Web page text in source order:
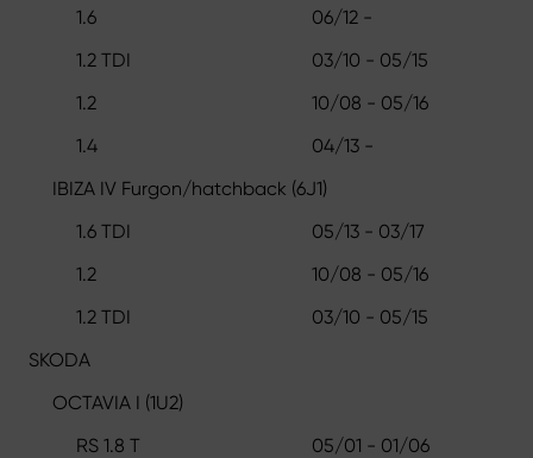
1.6
06/12 -
1.2 TDI
03/10 - 05/15
1.2
10/08 - 05/16
1.4
04/13 -
IBIZA IV Furgon/hatchback (6J1)
1.6 TDI
05/13 - 03/17
1.2
10/08 - 05/16
1.2 TDI
03/10 - 05/15
SKODA
OCTAVIA I (1U2)
RS 1.8 T
05/01 - 01/06